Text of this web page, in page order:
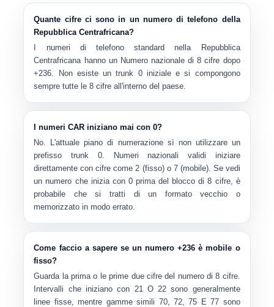
Quante cifre ci sono in un numero di telefono della
Repubblica Centrafricana?
I numeri di telefono standard nella Repubblica
Centrafricana hanno un Numero nazionale di 8 cifre dopo
+236. Non esiste un trunk 0 iniziale e si compongono
sempre tutte le 8 cifre all'interno del paese.
I numeri CAR iniziano mai con 0?
No. L'attuale piano di numerazione sì nonutilizzare un
prefisso trunk 0. Numeri nazionali validi iniziare
direttamente con cifre come2 (fisso) o 7(mobile). Se vedi
un numero che inizia con 0 prima del blocco di 8 cifre, è
probabile che si tratti di un formato vecchio o
memorizzato in modo errato.
Come faccio a sapere se un numero +236 è mobile o
fisso?
Guarda la prima o le prime due cifre del numero di 8 cifre.
Intervalli che iniziano con 21O22 sono generalmente
linee fisse, mentre gamme simili 70, 72,75 E77 sono